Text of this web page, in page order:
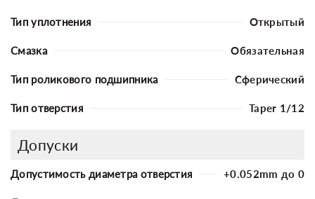
Тип уплотнения Открытый
Смазка Обязательная
Тип роликового подшипника Сферический
Тип отверстия Taper 1/12
Допуски
Допустимость диаметра отверстия +0.052mm до 0